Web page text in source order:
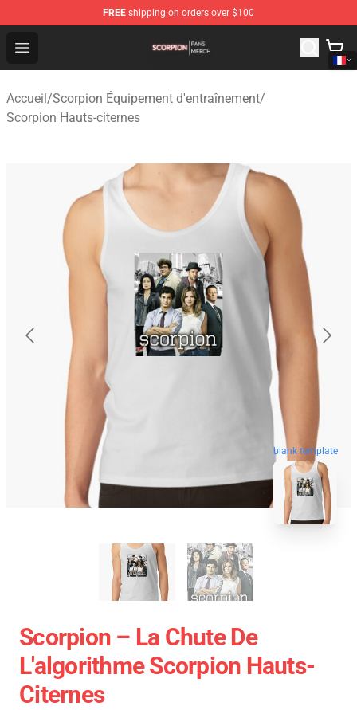
FREE shipping on orders over $100
Open menu
Scorpion Shop - Official Scorpion Merchandise Store
Accueil/Scorpion Équipement d'entraînement/
Scorpion Hauts-citernes
blank template
Scorpion – La Chute De
L'algorithme Scorpion Hauts-
Citernes